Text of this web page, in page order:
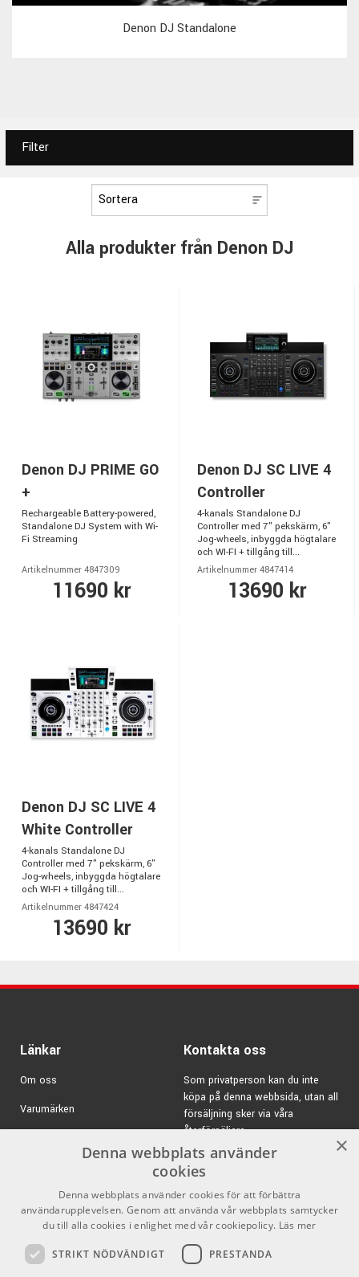
Denon DJ Standalone
Filter
Alla produkter från Denon DJ
Denon DJ PRIME GO
+
Rechargeable Battery-powered,
Standalone DJ System with Wi-
Fi Streaming
Artikelnummer 4847309
11690 kr
Denon DJ SC LIVE 4
Controller
4-kanals Standalone DJ
Controller med 7" pekskärm, 6"
Jog-wheels, inbyggda högtalare
och WI-FI + tillgång till...
Artikelnummer 4847414
13690 kr
Denon DJ SC LIVE 4
White Controller
4-kanals Standalone DJ
Controller med 7" pekskärm, 6"
Jog-wheels, inbyggda högtalare
och WI-FI + tillgång till...
Artikelnummer 4847424
13690 kr
Länkar
Om oss
Varumärken
Försäljningsvillkor
Inlogg för återförsäljare
Kontakta oss
Som privatperson kan du inte
köpa på denna webbsida, utan all
försäljning sker via våra
återförsäljare.
E-post:info@emnordic.se
×
Denna webbplats använder
cookies
Denna webbplats använder cookies för att förbättra
användarupplevelsen. Genom att använda vår webbplats samtycker
du till alla cookies i enlighet med vår cookiepolicy. Läs mer
STRIKT NÖDVÄNDIGT PRESTANDA